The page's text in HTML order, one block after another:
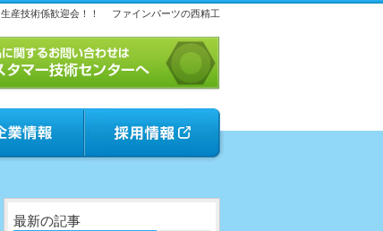
生産技術係歓迎会！！ ファインパーツの西精工
最新の記事